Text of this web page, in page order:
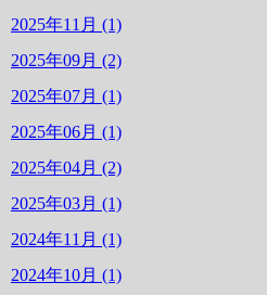
2025年11月 (1)
2025年09月 (2)
2025年07月 (1)
2025年06月 (1)
2025年04月 (2)
2025年03月 (1)
2024年11月 (1)
2024年10月 (1)